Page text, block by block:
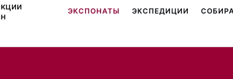
ЭКСПОНАТЫ ЭКСПЕДИЦИИ